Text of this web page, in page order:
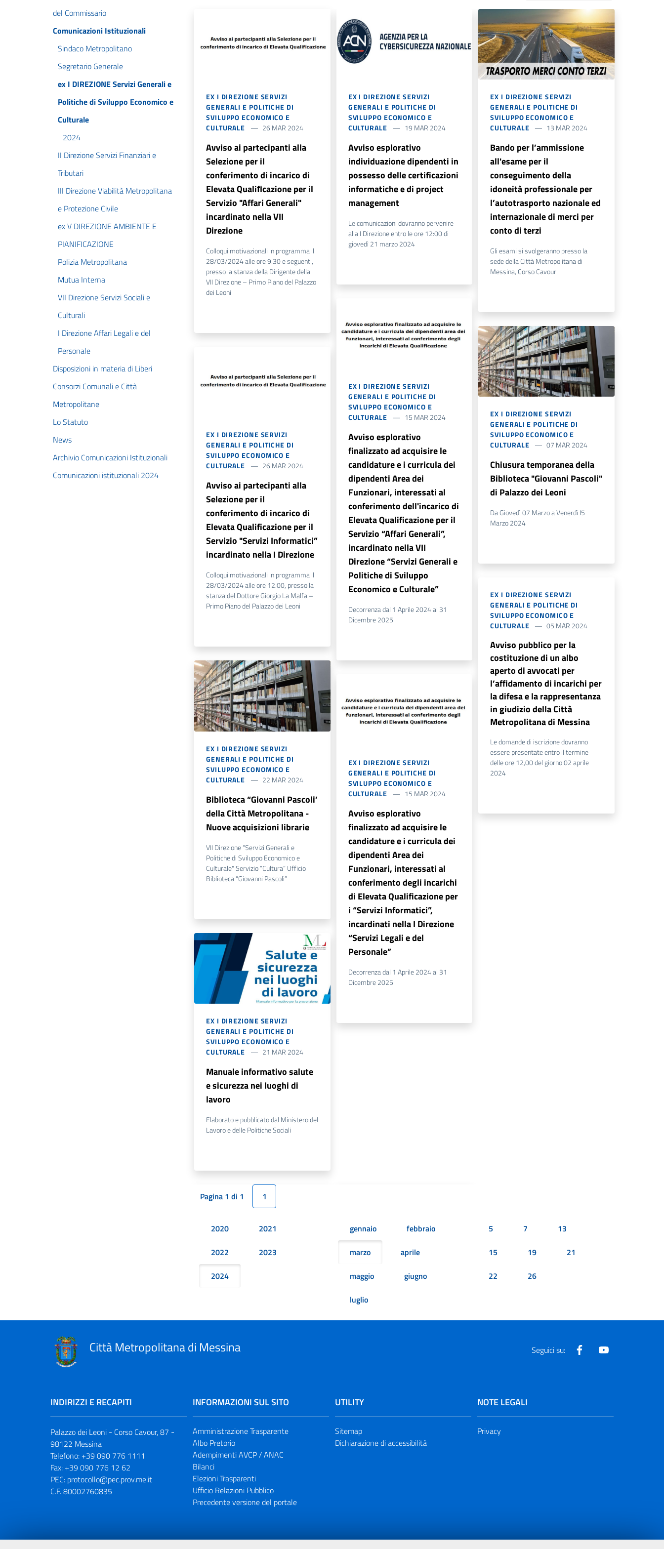
del Commissario
Comunicazioni Istituzionali
Sindaco Metropolitano
Segretario Generale
ex I DIREZIONE Servizi Generali e
Politiche di Sviluppo Economico e
Culturale
2024
II Direzione Servizi Finanziari e
Tributari
III Direzione Viabilità Metropolitana
e Protezione Civile
ex V DIREZIONE AMBIENTE E
PIANIFICAZIONE
Polizia Metropolitana
Mutua Interna
VII Direzione Servizi Sociali e
Culturali
I Direzione Affari Legali e del
Personale
Disposizioni in materia di Liberi
Consorzi Comunali e Città
Metropolitane
Lo Statuto
News
Archivio Comunicazioni Istituzionali
Comunicazioni istituzionali 2024
EX I DIREZIONE SERVIZI
GENERALI E POLITICHE DI
SVILUPPO ECONOMICO E
CULTURALE
26 MAR 2024
Avviso ai partecipanti alla
Selezione per il
conferimento di incarico di
Elevata Qualiﬁcazione per il
Servizio "Affari Generali"
incardinato nella VII
Direzione
Colloqui motivazionali in programma il
28/03/2024 alle ore 9.30 e seguenti,
presso la stanza della Dirigente della
VII Direzione – Primo Piano del Palazzo
dei Leoni
EX I DIREZIONE SERVIZI
GENERALI E POLITICHE DI
SVILUPPO ECONOMICO E
CULTURALE
26 MAR 2024
Avviso ai partecipanti alla
Selezione per il
conferimento di incarico di
Elevata Qualificazione per il
Servizio "Servizi Informatici”
incardinato nella I Direzione
Colloqui motivazionali in programma il
28/03/2024 alle ore 12.00, presso la
stanza del Dottore Giorgio La Malfa –
Primo Piano del Palazzo dei Leoni
EX I DIREZIONE SERVIZI
GENERALI E POLITICHE DI
SVILUPPO ECONOMICO E
CULTURALE
22 MAR 2024
Biblioteca “Giovanni Pascoli’
della Città Metropolitana -
Nuove acquisizioni librarie
VII Direzione “Servizi Generali e
Politiche di Sviluppo Economico e
Culturale" Servizio “Cultura” Ufficio
Biblioteca “Giovanni Pascoli”
EX I DIREZIONE SERVIZI
GENERALI E POLITICHE DI
SVILUPPO ECONOMICO E
CULTURALE
21 MAR 2024
Manuale informativo salute
e sicurezza nei luoghi di
lavoro
Elaborato e pubblicato dal Ministero del
Lavoro e delle Politiche Sociali
EX I DIREZIONE SERVIZI
GENERALI E POLITICHE DI
SVILUPPO ECONOMICO E
CULTURALE
19 MAR 2024
Avviso esplorativo
individuazione dipendenti in
possesso delle certificazioni
informatiche e di project
management
Le comunicazioni dovranno pervenire
alla I Direzione entro le ore 12:00 di
giovedì 21 marzo 2024
EX I DIREZIONE SERVIZI
GENERALI E POLITICHE DI
SVILUPPO ECONOMICO E
CULTURALE
15 MAR 2024
Avviso esplorativo
finalizzato ad acquisire le
candidature e i curricula dei
dipendenti Area dei
Funzionari, interessati al
conferimento dell'incarico di
Elevata Qualificazione per il
Servizio “Affari Generali”,
incardinato nella VII
Direzione “Servizi Generali e
Politiche di Sviluppo
Economico e Culturale”
Decorrenza dal 1 Aprile 2024 al 31
Dicembre 2025
EX I DIREZIONE SERVIZI
GENERALI E POLITICHE DI
SVILUPPO ECONOMICO E
CULTURALE
15 MAR 2024
Avviso esplorativo
finalizzato ad acquisire le
candidature e i curricula dei
dipendenti Area dei
Funzionari, interessati al
conferimento degli incarichi
di Elevata Qualificazione per
i “Servizi Informatici”,
incardinati nella I Direzione
“Servizi Legali e del
Personale”
Decorrenza dal 1 Aprile 2024 al 31
Dicembre 2025
EX I DIREZIONE SERVIZI
GENERALI E POLITICHE DI
SVILUPPO ECONOMICO E
CULTURALE
13 MAR 2024
Bando per l’ammissione
all'esame per il
conseguimento della
idoneità professionale per
l’autotrasporto nazionale ed
internazionale di merci per
conto di terzi
Gli esami si svolgeranno presso la
sede della Città Metropolitana di
Messina, Corso Cavour
EX I DIREZIONE SERVIZI
GENERALI E POLITICHE DI
SVILUPPO ECONOMICO E
CULTURALE
07 MAR 2024
Chiusura temporanea della
Biblioteca "Giovanni Pascoli"
di Palazzo dei Leoni
Da Giovedì 07 Marzo a Venerdì I5
Marzo 2024
EX I DIREZIONE SERVIZI
GENERALI E POLITICHE DI
SVILUPPO ECONOMICO E
CULTURALE
05 MAR 2024
Avviso pubblico per la
costituzione di un albo
aperto di avvocati per
l’affidamento di incarichi per
la difesa e la rappresentanza
in giudizio della Città
Metropolitana di Messina
Le domande di iscrizione dovranno
essere presentate entro il termine
delle ore 12,00 del giorno 02 aprile
2024
Pagina 1 di 1 1
2020
2021
2022
2023
2024
gennaio
febbraio
marzo
aprile
maggio
giugno
luglio
5 7
13
15
19
21
22
26
Città Metropolitana di Messina Seguici su: Facebook
INDIRIZZI E RECAPITI
Palazzo dei Leoni - Corso Cavour, 87 -
98122 Messina
Telefono: +39 090 776 1111
Fax: +39 090 776 12 62
PEC: protocollo@pec.prov.me.it
C.F. 80002760835
INFORMAZIONI SUL SITO
Amministrazione Trasparente
Albo Pretorio
Adempimenti AVCP / ANAC
Bilanci
Elezioni Trasparenti
Ufficio Relazioni Pubblico
Precedente versione del portale
UTILITY
Sitemap
Dichiarazione di accessibilità
NOTE LEGALI
Privacy